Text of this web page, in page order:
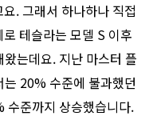
. 그래서 하나하나 직접
테슬라는 모델 S 이후
는데요. 지난 마스터 플
20% 수준에 불과했던
수준까지 상승했습니다.